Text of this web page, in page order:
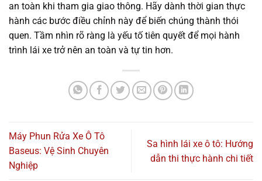
an toàn khi tham gia giao thông. Hãy dành thời gian thực
hành các bước điều chỉnh này để biến chúng thành thói
quen. Tầm nhìn rõ ràng là yếu tố tiên quyết để mọi hành
trình lái xe trở nên an toàn và tự tin hơn.
Máy Phun Rửa Xe Ô Tô
Baseus: Vệ Sinh Chuyên
Nghiệp
Sa hình lái xe ô tô: Hướng
dẫn thi thực hành chi tiết